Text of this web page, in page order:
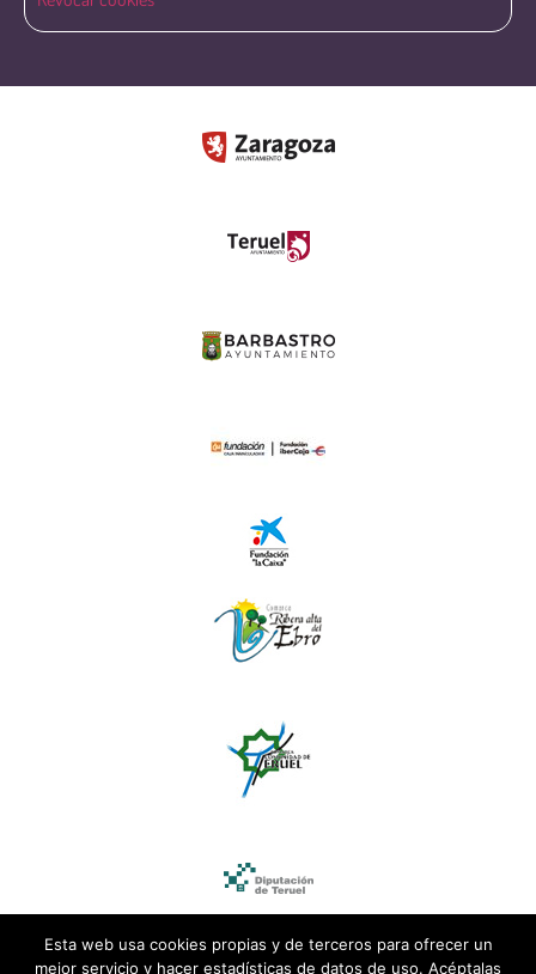
Esta web usa cookies propias y de terceros para ofrecer un
mejor servicio y hacer estadísticas de datos de uso. Acéptalas